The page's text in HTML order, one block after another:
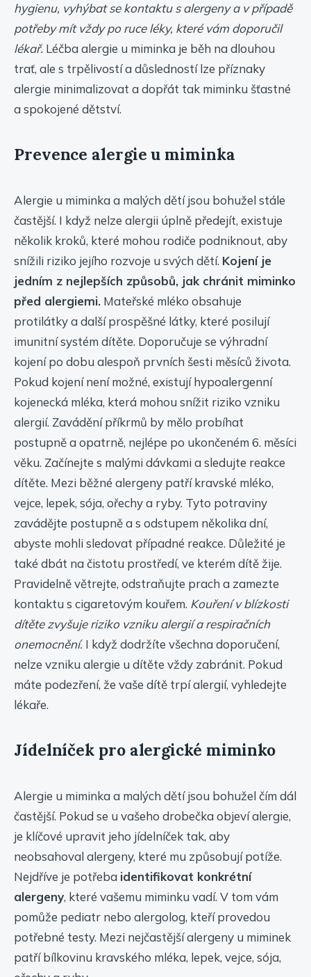
hygienu, vyhýbat se kontaktu s alergeny a v případě
potřeby mít vždy po ruce léky, které vám doporučil
lékař. Léčba alergie u miminka je běh na dlouhou
trať, ale s trpělivostí a důsledností lze příznaky
alergie minimalizovat a dopřát tak miminku šťastné
a spokojené dětství.
Prevence alergie u miminka
Alergie u miminka a malých dětí jsou bohužel stále
častější. I když nelze alergii úplně předejít, existuje
několik kroků, které mohou rodiče podniknout, aby
snížili riziko jejího rozvoje u svých dětí. Kojení je
jedním z nejlepších způsobů, jak chránit miminko
před alergiemi. Mateřské mléko obsahuje
protilátky a další prospěšné látky, které posilují
imunitní systém dítěte. Doporučuje se výhradní
kojení po dobu alespoň prvních šesti měsíců života.
Pokud kojení není možné, existují hypoalergenní
kojenecká mléka, která mohou snížit riziko vzniku
alergií. Zavádění příkrmů by mělo probíhat
postupně a opatrně, nejlépe po ukončeném 6. měsíci
věku. Začínejte s malými dávkami a sledujte reakce
dítěte. Mezi běžné alergeny patří kravské mléko,
vejce, lepek, sója, ořechy a ryby. Tyto potraviny
zavádějte postupně a s odstupem několika dní,
abyste mohli sledovat případné reakce. Důležité je
také dbát na čistotu prostředí, ve kterém dítě žije.
Pravidelně větrejte, odstraňujte prach a zamezte
kontaktu s cigaretovým kouřem. Kouření v blízkosti
dítěte zvyšuje riziko vzniku alergií a respiračních
onemocnění. I když dodržíte všechna doporučení,
nelze vzniku alergie u dítěte vždy zabránit. Pokud
máte podezření, že vaše dítě trpí alergií, vyhledejte
lékaře.
Jídelníček pro alergické miminko
Alergie u miminka a malých dětí jsou bohužel čím dál
častější. Pokud se u vašeho drobečka objeví alergie,
je klíčové upravit jeho jídelníček tak, aby
neobsahoval alergeny, které mu způsobují potíže.
Nejdříve je potřeba identifikovat konkrétní
alergeny, které vašemu miminku vadí. V tom vám
pomůže pediatr nebo alergolog, kteří provedou
potřebné testy. Mezi nejčastější alergeny u miminek
patří bílkovinu kravského mléka, lepek, vejce, sója,